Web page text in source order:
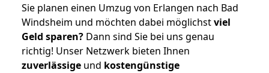
Sie planen einen Umzug von Erlangen nach Bad
Windsheim und möchten dabei möglichstviel
Geld sparen? Dann sind Sie bei uns genau
richtig! Unser Netzwerk bieten Ihnen
zuverlässige und kostengünstige